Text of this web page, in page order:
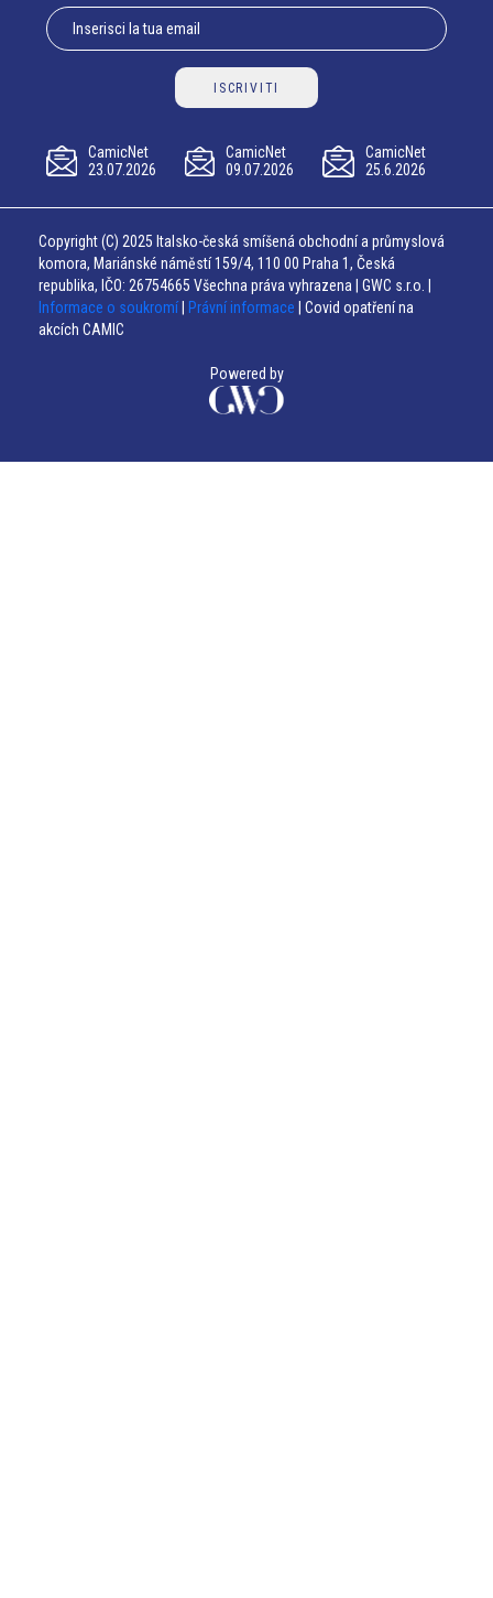
ISCRIVITI
CamicNet
23.07.2026
CamicNet
09.07.2026
CamicNet
25.6.2026
Copyright (C) 2025 Italsko-česká smíšená obchodní a průmyslová
komora, Mariánské náměstí 159/4, 110 00 Praha 1, Česká
republika, IČO: 26754665 Všechna práva vyhrazena | GWC s.r.o. |
Informace o soukromí
Právní informace | Covid opatření na
akcích CAMIC
Powered by